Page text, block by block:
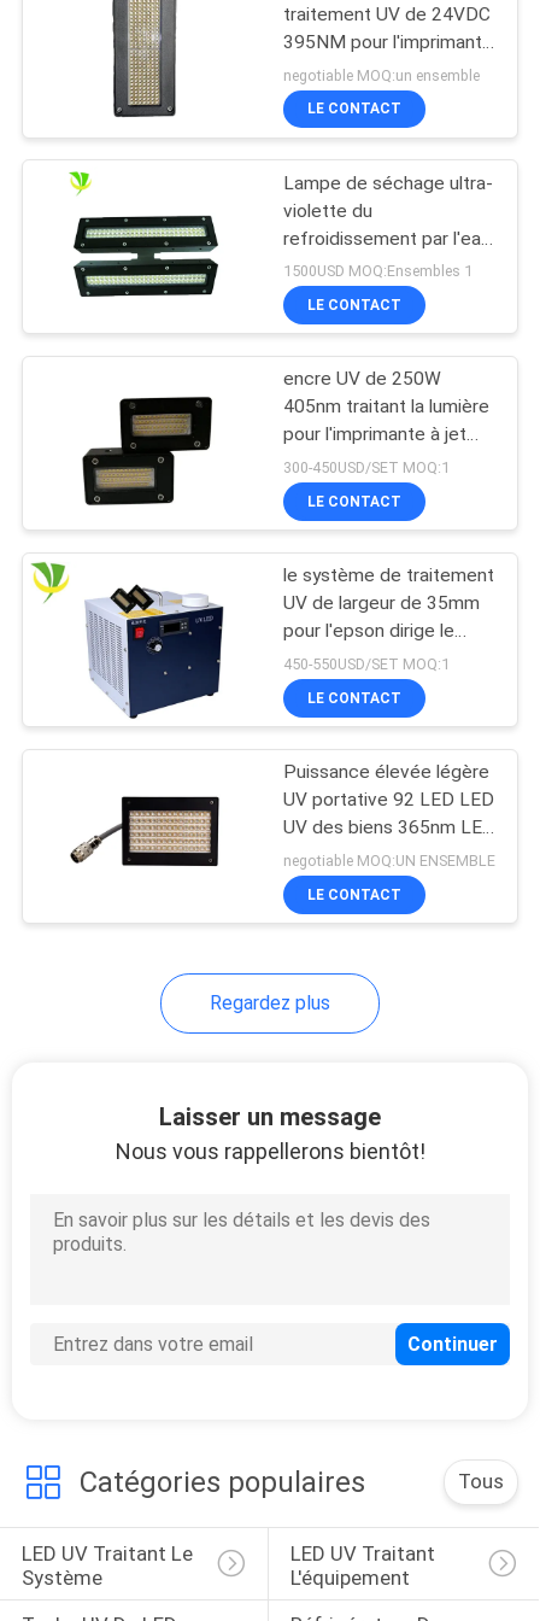
Lumière germicide
UV de LED
88
Système épuré à l'air
UV-C
Four de traitement
UV
21
Lampe UV de LED
d'impression
18
Adhésif UV traitant
des systèmes
traitement UV pour
l'impression
24
traitement UV de 24VDC
395NM pour l'imprimante
excentrée
negotiable MOQ:un ensemble
LE CONTACT
Lampe de séchage ultra-
violette du
refroidissement par l'eau
395nm 15W/CM2 LED
1500USD MOQ:Ensembles 1
LE CONTACT
encre UV de 250W
405nm traitant la lumière
pour l'imprimante à jet
d'encre
300-450USD/SET MOQ:1
LE CONTACT
le système de traitement
UV de largeur de 35mm
pour l'epson dirige le
dessiccateur de
traitement mené UV
puissant d'encre de
450-550USD/SET MOQ:1
LE CONTACT
Puissance élevée légère
UV portative 92 LED LED
UV des biens 365nm LED
traitant la lampe
negotiable MOQ:UN ENSEMBLE
LE CONTACT
Regardez plus
Laisser un message
Nous vous rappellerons bientôt!
Catégories populaires Tous
LED UV Traitant Le
Système
LED UV Traitant
L'équipement